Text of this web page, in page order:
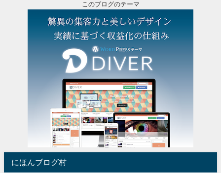
このブログのテーマ
にほんブログ村